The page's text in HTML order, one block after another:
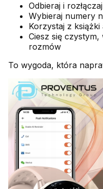
Odbieraj i
Wybieraj numery
Korzystaj z książki
Ciesz się czystym,
rozmów
To wygoda, która